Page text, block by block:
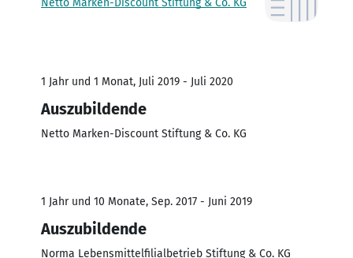
1 Jahr und 1 Monat, Juli 2019 - Juli 2020
Auszubildende
Netto Marken-Discount Stiftung & Co. KG
1 Jahr und 10 Monate, Sep. 2017 - Juni 2019
Auszubildende
Norma Lebensmittelfilialbetrieb Stiftung & Co. KG